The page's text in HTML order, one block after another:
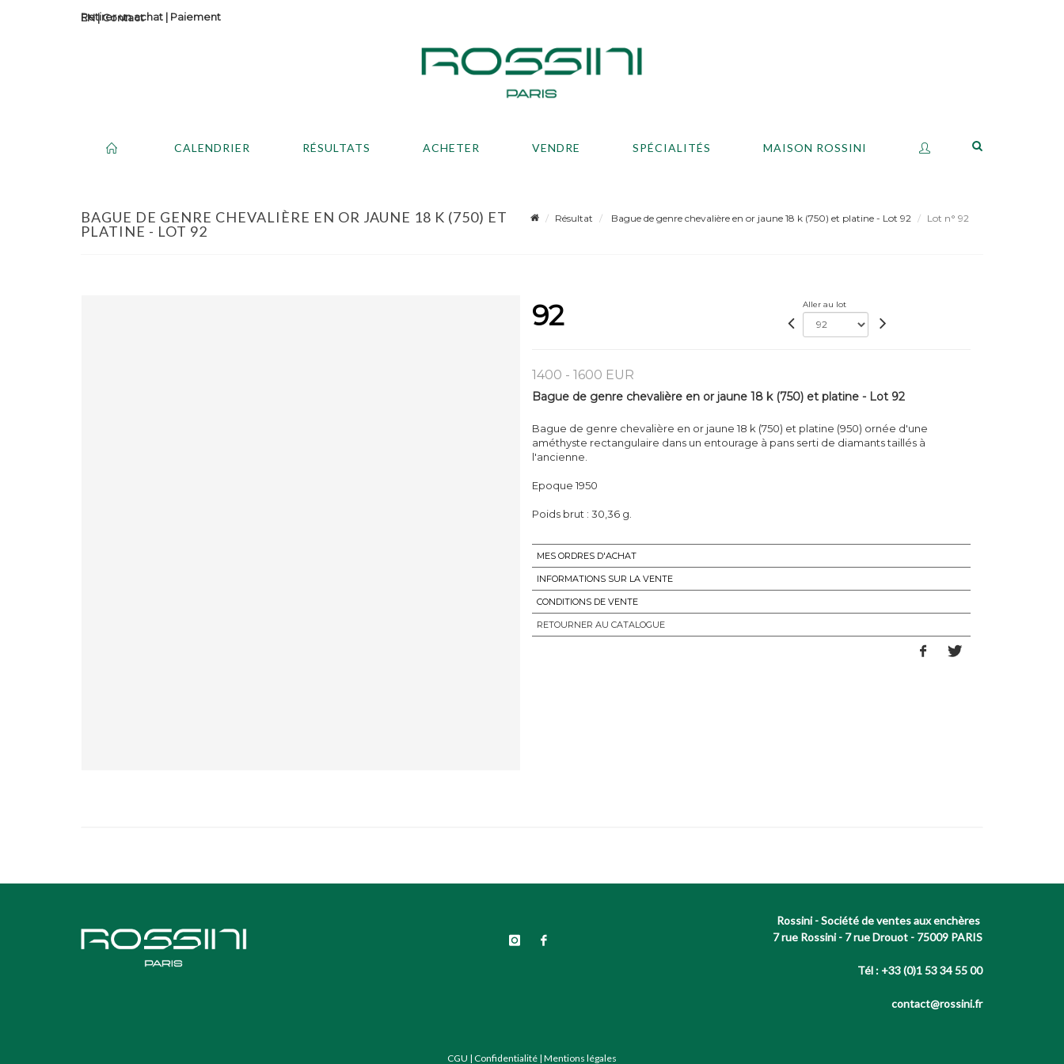
Contact
Retirer un achat | Paiement
CALENDRIER RÉSULTATS ACHETER VENDRE SPÉCIALITÉS MAISON ROSSINI
BAGUE DE GENRE CHEVALIÈRE EN OR JAUNE 18 K (750) ET
PLATINE - LOT 92
Résultat Bague de genre chevalière en or jaune 18 k (750) et platine - Lot 92 Lot n° 92
92 Aller au lot
1400 - 1600 EUR
Bague de genre chevalière en or jaune 18 k (750) et platine - Lot 92
Bague de genre chevalière en or jaune 18 k (750) et platine (950) ornée d'une
améthyste rectangulaire dans un entourage à pans serti de diamants taillés à
l'ancienne.
Epoque 1950
Poids brut : 30,36 g.
MES ORDRES D'ACHAT
INFORMATIONS SUR LA VENTE
CONDITIONS DE VENTE
RETOURNER AU CATALOGUE
Rossini - Société de ventes aux enchères
7 rue Rossini - 7 rue Drouot - 75009 PARIS
Tél : +33 (0)1 53 34 55 00
contact@rossini.fr
CGU | Confidentialité | Mentions légales